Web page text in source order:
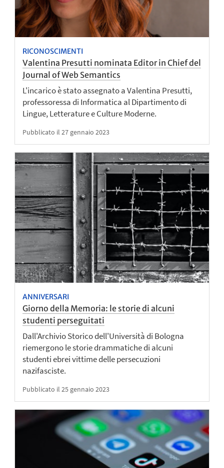
RICONOSCIMENTI
Valentina Presutti nominata Editor in Chief del
Journal of Web Semantics
L'incarico è stato assegnato a Valentina Presutti,
professoressa di Informatica al Dipartimento di
Lingue, Letterature e Culture Moderne.
Pubblicato il 27 gennaio 2023
ANNIVERSARI
Giorno della Memoria: le storie di alcuni
studenti perseguitati
Dall'Archivio Storico dell'Università di Bologna
riemergono le storie drammatiche di alcuni
studenti ebrei vittime delle persecuzioni
nazifasciste.
Pubblicato il 25 gennaio 2023